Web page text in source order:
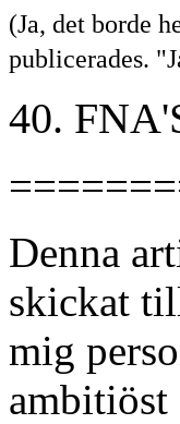
(Ja, det borde
publicerades.
40.
Denna
skickat
mig
ambitiöst